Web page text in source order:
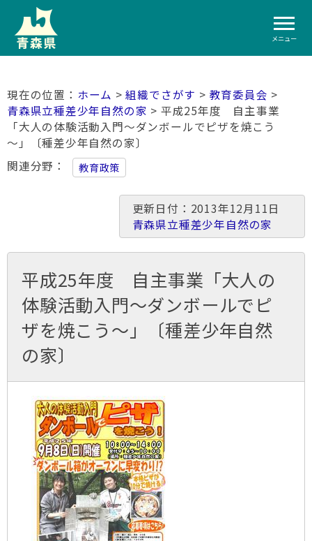
メニュー
ホーム >組織でさがす > 教育委員会 >
青森県立種差少年自然の家 > 平成25年度 自主事業
「大人の体験活動入門～ダンボールでピザを焼こう
～」〔種差少年自然の家〕
関連分野
教育政策
更新日付：2013年12月11日
青森県立種差少年自然の家
平成25年度 自主事業「大人の
体験活動入門～ダンボールでピ
ザを焼こう～」〔種差少年自然
の家〕